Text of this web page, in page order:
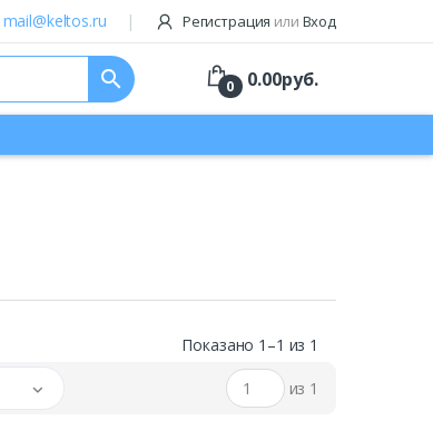
mail@keltos.ru Регистрация или Вход
search 0 0.00руб.
Показано 1–1 из 1
из 1